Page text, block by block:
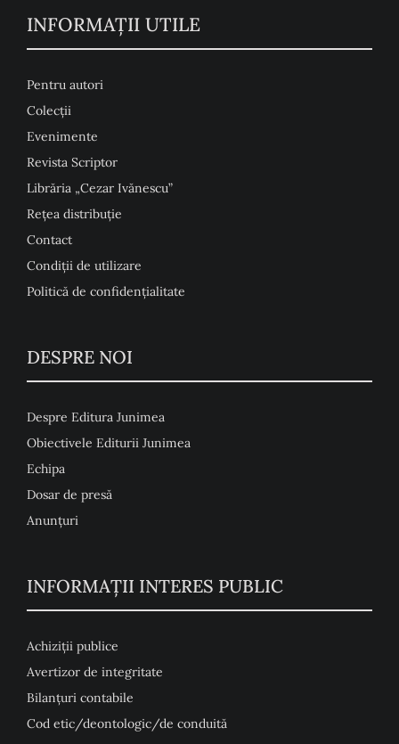
INFORMAŢII UTILE
Pentru autori
Colecţii
Evenimente
Revista Scriptor
Librăria „Cezar Ivănescu”
Rețea distribuție
Contact
Condiţii de utilizare
Politică de confidențialitate
DESPRE NOI
Despre Editura Junimea
Obiectivele Editurii Junimea
Echipa
Dosar de presă
Anunţuri
INFORMAȚII INTERES PUBLIC
Achiziții publice
Avertizor de integritate
Bilanțuri contabile
Cod etic/deontologic/de conduită